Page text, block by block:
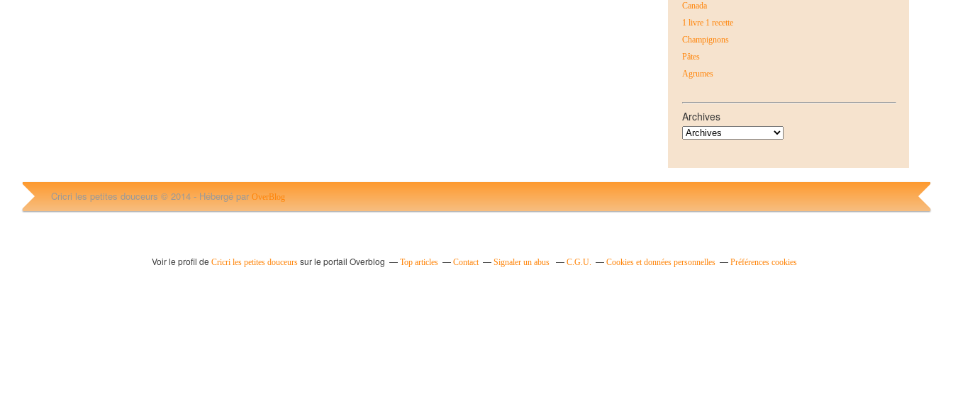
Canada
1 livre 1 recette
Champignons
Pâtes
Agrumes
Archives
Cricri les petites douceurs © 2014 - Hébergé par OverBlog
Voir le profil de Cricri les petites douceurs sur le portail Overblog Top articles Contact Signaler un abus C.G.U. Cookies et données personnelles Préférences cookies